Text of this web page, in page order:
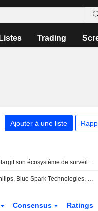
Listes Trading
Ajouter à une liste
Philips élargit son écosystème de surveillance ouverte pour les soins de transition via de nouveaux partenariats
Royal Philips, Blue Spark Technologies, Caretaker Medical, Cuviva, LifeSignals, Respiree et smartQare étendent l'écosystème ouvert de surveillance des patients pour aider les systèmes de santé à assurer le suivi au-delà du lit d'hôpital
Consensus Ratings